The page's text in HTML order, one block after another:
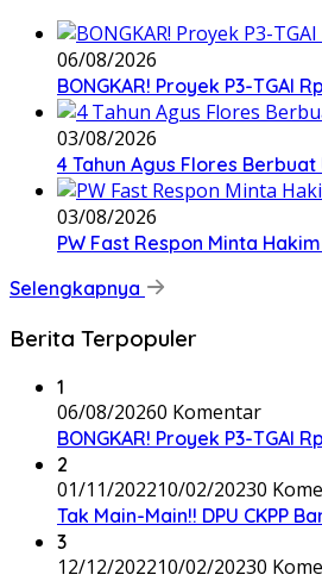
06/08/2026
BONGKAR! Proyek P3-
03/08/2026
4 Tahun Agus Flores
03/08/2026
PW Fast Respon Minta
Selengkapnya
Berita Terpopuler
1
06/08/20260 Komentar
BONGKAR! Proyek P3-
2
01/11/202210/02/20230
Tak Main-Main!! DPU CKPP
3
12/12/202210/02/20230